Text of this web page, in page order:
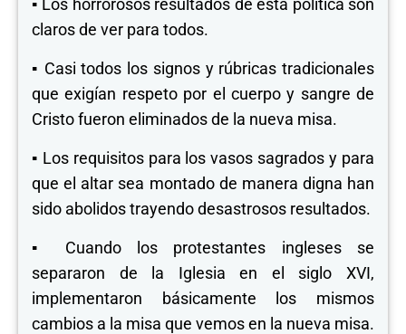
claros de ver para todos.
▪ Casi todos los signos y rúbricas tradicionales
que exigían respeto por el cuerpo y sangre de
Cristo fueron eliminados de la nueva misa.
▪ Los requisitos para los vasos sagrados y para
que el altar sea montado de manera digna han
sido abolidos trayendo desastrosos resultados.
▪
Cuando los protestantes ingleses se
separaron de la Iglesia en el siglo XVI,
implementaron básicamente los mismos
cambios a la misa que vemos en la nueva misa.